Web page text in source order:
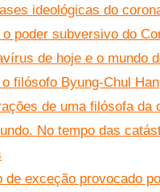
ideológicas do
poder subversivo do
de hoje e o mundo
filósofo Byung-Chul Han
de uma filósofa da
No tempo das
de exceção provocado